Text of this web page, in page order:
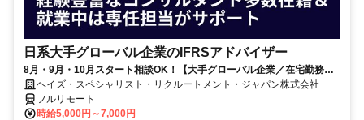
日系大手グローバル企業のIFRSアドバイザー
8月・9月・10月スタート相談OK！【大手グローバル企業／在宅勤務メ
イン／週1～2日勤務】IFRSアドバイザー
ヘイズ・スペシャリスト・リクルートメント・ジャパン株式会社
フルリモート
時給5,000円～7,000円